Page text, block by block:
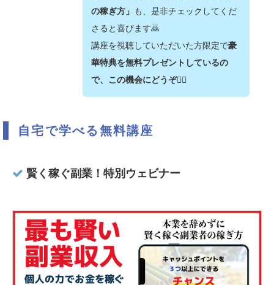
の稼ぎ方」 も、是非チェックしてくだ
さると喜びます🙇‍
講座を視聴していただいた方限定で豪
華特典を無料プレゼントしているの
で、この機会にどうぞ💁‍♂️
自宅で学べる無料講座
賢く稼ぐ副業！特別ウェビナー